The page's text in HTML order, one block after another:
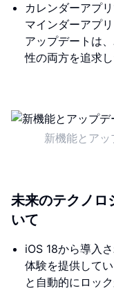
カレンダーアプ
マインダーアプ
アップデートは
性の両方を追求
新機能とア
未来のテクノロ
いて
iOS 18から導入
体験を提供して
と自動的にロッ